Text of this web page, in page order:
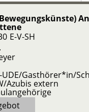
E-V-SH
Gasthörer*in/
Azubis extern